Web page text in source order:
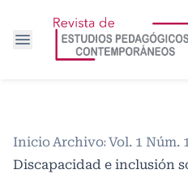
Inicio /
Archivos /
Vol. 1 Núm.
Discapacidad e inclusión